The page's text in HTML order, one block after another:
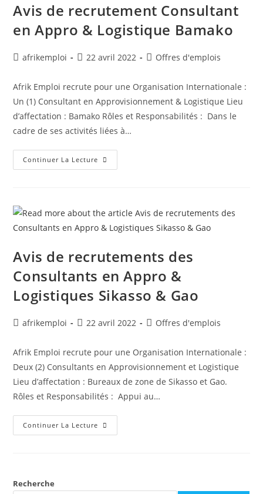
Avis de recrutement Consultant
en Appro & Logistique Bamako
afrikemploi 22 avril 2022 Offres d'emplois
Afrik Emploi recrute pour une Organisation Internationale :
Un (1) Consultant en Approvisionnement & Logistique Lieu
d’affectation : Bamako Rôles et Responsabilités : Dans le
cadre de ses activités liées à…
Continuer La Lecture
Avis de recrutements des
Consultants en Appro &
Logistiques Sikasso & Gao
afrikemploi 22 avril 2022 Offres d'emplois
Afrik Emploi recrute pour une Organisation Internationale :
Deux (2) Consultants en Approvisionnement et Logistique
Lieu d’affectation : Bureaux de zone de Sikasso et Gao.
Rôles et Responsabilités : Appui au…
Continuer La Lecture
Recherche